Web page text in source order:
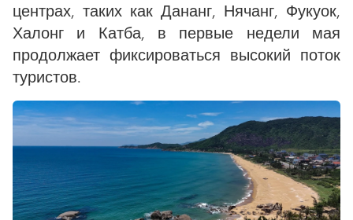
центрах, таких как Дананг, Нячанг, Фукуок,
Халонг и Катба, в первые недели мая
продолжает фиксироваться высокий поток
туристов.